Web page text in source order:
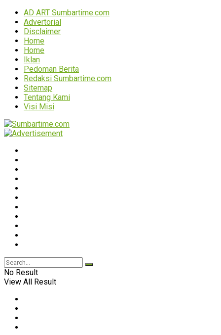
AD ART Sumbartime.com
Advertorial
Disclaimer
Home
Home
Iklan
Pedoman Berita
Redaksi Sumbartime.com
Sitemap
Tentang Kami
Visi Misi
No Result
View All Result